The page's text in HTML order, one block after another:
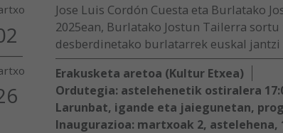
Jose Luis Cordón Cuesta eta Burlatako
2025ean, Burlatako Jostun Tailerra
desberdinetako burlatarrek euskal jantzi
Erakusketa aretoa (Kultur Etxea)
Ordutegia: astelehenetik ostiralera
Larunbat, igande eta jaiegunetan,
Inaugurazioa: martxoak 2, astelehena,